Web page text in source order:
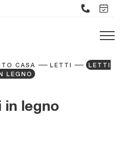
CASA LETTI
LETTI
LEGNO
in legno